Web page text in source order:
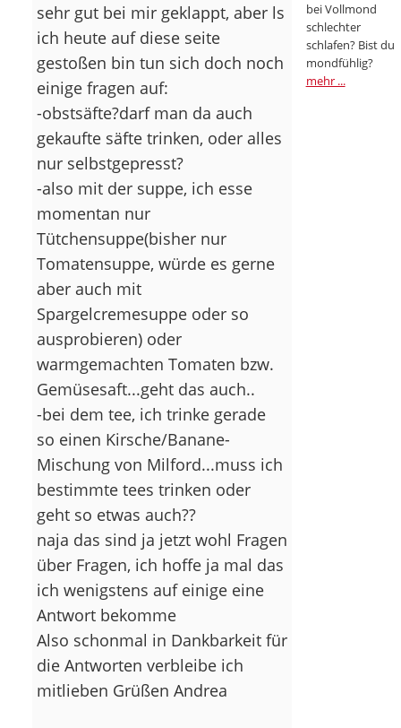
bei Vollmond
schlechter
schlafen? Bist du
mondfühlig?
mehr ...
sehr gut bei mir geklappt, aber ls
ich heute auf diese seite
gestoßen bin tun sich doch noch
einige fragen auf:
-obstsäfte?darf man da auch
gekaufte säfte trinken, oder alles
nur selbstgepresst?
-also mit der suppe, ich esse
momentan nur
Tütchensuppe(bisher nur
Tomatensuppe, würde es gerne
aber auch mit
Spargelcremesuppe oder so
ausprobieren) oder
warmgemachten Tomaten bzw.
Gemüsesaft...geht das auch..
-bei dem tee, ich trinke gerade
so einen Kirsche/Banane-
Mischung von Milford...muss ich
bestimmte tees trinken oder
geht so etwas auch??
naja das sind ja jetzt wohl Fragen
über Fragen, ich hoffe ja mal das
ich wenigstens auf einige eine
Antwort bekomme
Also schonmal in Dankbarkeit für
die Antworten verbleibe ich
mitlieben Grüßen Andrea